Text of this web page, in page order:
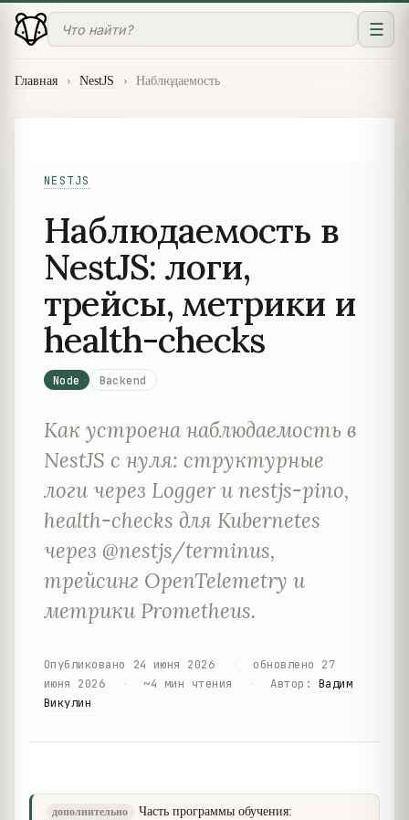
☰
Главная › NestJS › Наблюдаемость
NESTJS
Наблюдаемость в
NestJS: логи,
трейсы, метрики и
health-checks
Node Backend
Как устроена наблюдаемость в
NestJS с нуля: структурные
логи через Logger и nestjs-pino,
health-checks для Kubernetes
через @nestjs/terminus,
трейсинг OpenTelemetry и
метрики Prometheus.
Опубликовано 24 июня 2026 обновлено 27
июня 2026
~4 мин чтения Автор : Вадим
Викулин
дополнительно
Часть программы обучения: